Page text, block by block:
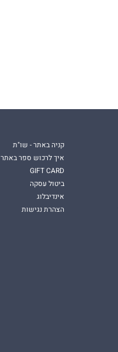
קניה באתר - שו"ת
איך לרכוש ספר באתר
GIFT CARD
ביטול עסקה
אינדיבלוג
הצהרת נגישות